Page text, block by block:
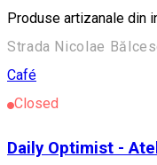
Produse artizanale din
Strada Nicolae
Café
Closed
Daily Optimist -